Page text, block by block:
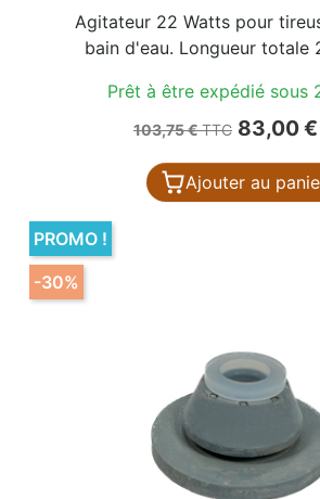
Agitateur 22 Watts pour
bain d'eau. Longueur totale
Prêt à être expédié sous
Prix de base
103,75 €TTC Prix
83,00 €
Ajouter au
PROMO !
-30%